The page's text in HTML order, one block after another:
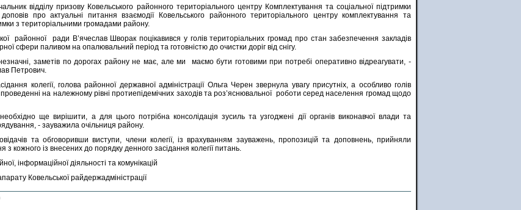
відділу призову Ковельського районного територіального центру Комплектування та соціальної підтримки
про актуальні питання взаємодії Ковельського районного територіального центру комплектування та
з територіальними громадами району.
районної ради В’ячеслав Шворак поцікавився у голів територіальних громад про стан забезпечення закладів
сфери паливом на опалювальний період та готовністю до очистки доріг від снігу.
заметів по дорогах району не має, але ми маємо бути готовими при потребі оперативно відреагувати, -
Петрович.
колегії, голова районної державної адміністрації Ольга Черен звернула увагу присутніх, а особливо голів
на належному рівні протиепідемічних заходів та роз’яснювальної роботи серед населення громад щодо
ще вирішити, а для цього потрібна консолідація зусиль та узгоджені дії органів виконавчої влади та
- зауважила очільниця району.
та обговоривши виступи, члени колегії, із врахуванням зауважень, пропозицій та доповнень, прийняли
з кожного із внесених до порядку денного засідання колегії питань.
інформаційної діяльності та комунікацій
Ковельської райдержадміністрації